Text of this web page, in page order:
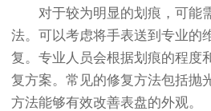
对于较为明显的划痕，可能
法。可以考虑将手表送到专业的
复。专业人员会根据划痕的程度
复方案。常见的修复方法包括抛
方法能够有效改善表盘的外观。